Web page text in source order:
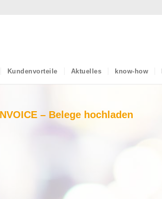
Kundenvorteile Aktuelles know-how
– Belege hochladen